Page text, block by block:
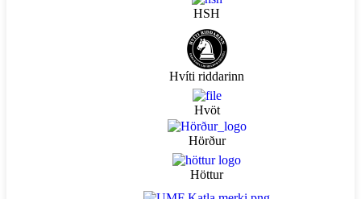
HSH
Hvíti riddarinn
Hvöt
Hörður
Höttur